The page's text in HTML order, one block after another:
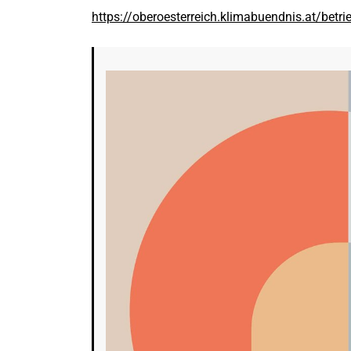
https://oberoesterreich.klimabuendnis.at/